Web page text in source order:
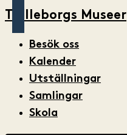
Trelleborgs Museer
Besök oss
Kalender
Utställningar
Samlingar
Skola